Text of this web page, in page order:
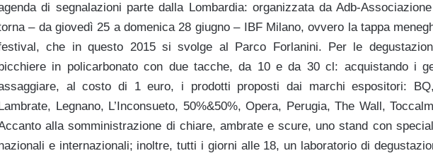
di segnalazioni parte dalla Lombardia: organizzata da Adb-
– da giovedì 25 a domenica 28 giugno – IBF Milano, ovvero la tappa
che in questo 2015 si svolge al Parco Forlanini. Per le
bicchiere in policarbonato con due tacche, da 10 e da 30 cl: acquistando i
al costo di 1 euro, i prodotti proposti dai marchi espositori:
Lambrate, Legnano, L’Inconsueto, 50%&50%, Opera, Perugia, The Wall,
alla somministrazione di chiare, ambrate e scure, uno stand con
e internazionali; inoltre, tutti i giorni alle 18, un laboratorio di